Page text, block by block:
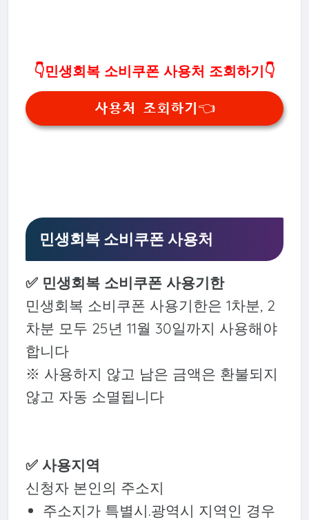
👇민생회복 소비쿠폰 사용처 조회하기👇
사용처 조회하기👈
민생회복 소비쿠폰 사용처
✅ 민생회복 소비쿠폰 사용기한
민생회복 소비쿠폰 사용기한은 1차분, 2
차분 모두 25년 11월 30일까지 사용해야
합니다
※ 사용하지 않고 남은 금액은 환불되지
않고 자동 소멸됩니다
✅ 사용지역
신청자 본인의 주소지
주소지가 특별시.광역시 지역인 경우